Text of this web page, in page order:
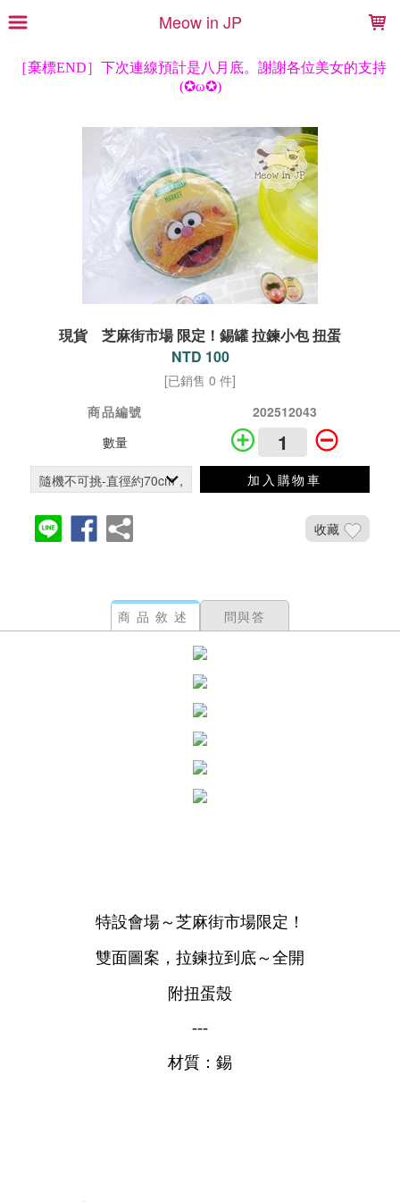
Meow in JP
現貨 芝麻街市場 限定！錫罐 拉鍊小包 扭蛋
NTD 100
[已銷售 0 件]
商品編號
202512043
數量
加入購物車
收藏
商品敘述 問與答